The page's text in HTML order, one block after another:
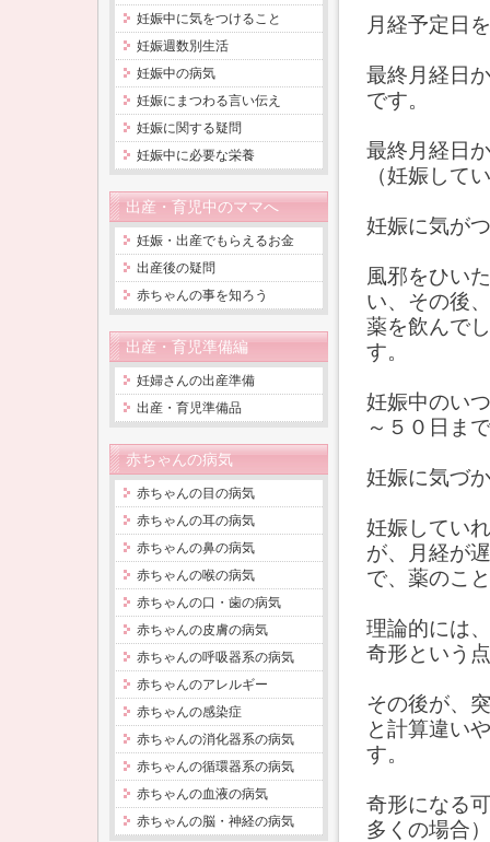
月経予定日
最終月経日
です。
最終月経日
（妊娠して
妊娠に気が
風邪をひい
い、その後
薬を飲んで
す。
妊娠中のい
～５０日ま
妊娠に気づ
妊娠してい
が、月経が
で、薬のこ
理論的には
奇形という
その後が、
と計算違い
す。
奇形になる
多くの場合
妊娠中に気をつけること
妊娠週数別生活
妊娠中の病気
妊娠にまつわる言い伝え
妊娠に関する疑問
妊娠中に必要な栄養
出産・育児中のママへ
妊娠・出産でもらえるお金
出産後の疑問
赤ちゃんの事を知ろう
出産・育児準備編
妊婦さんの出産準備
出産・育児準備品
赤ちゃんの病気
赤ちゃんの目の病気
赤ちゃんの耳の病気
赤ちゃんの鼻の病気
赤ちゃんの喉の病気
赤ちゃんの口・歯の病気
赤ちゃんの皮膚の病気
赤ちゃんの呼吸器系の病気
赤ちゃんのアレルギー
赤ちゃんの感染症
赤ちゃんの消化器系の病気
赤ちゃんの循環器系の病気
赤ちゃんの血液の病気
赤ちゃんの脳・神経の病気